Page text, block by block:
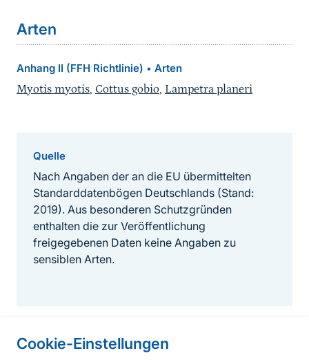
Cookie-Einstellungen
Arten
Anhang II (FFH Richtlinie) • Arten
Myotis myotis, Cottus gobio, Lampetra planeri
Quelle
Nach Angaben der an die EU übermittelten
Standarddatenbögen Deutschlands (Stand:
2019). Aus besonderen Schutzgründen
enthalten die zur Veröffentlichung
freigegebenen Daten keine Angaben zu
sensiblen Arten.
Informationen zur Seite